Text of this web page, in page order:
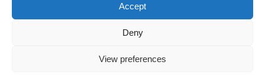
Accept
Deny
View preferences
Schnell und Einfach
Gesund